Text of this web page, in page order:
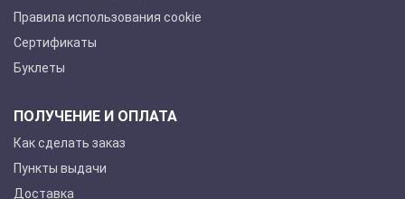
Правила использования cookie
Сертификаты
Буклеты
ПОЛУЧЕНИЕ И ОПЛАТА
Как сделать заказ
Пункты выдачи
Доставка